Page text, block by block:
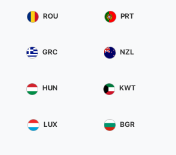
ROU PRT
GRC NZL
HUN KWT
LUX BGR